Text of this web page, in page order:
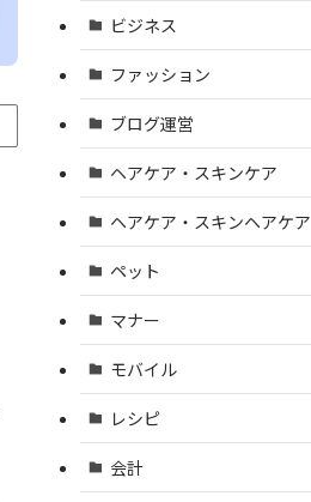
ビジネス
ファッション
ブログ運営
ヘアケア・スキンケア
ヘアケア・スキンヘアケア
ペット
マナー
モバイル
レシピ
会計